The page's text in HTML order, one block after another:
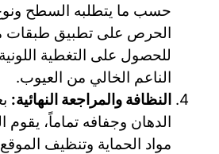
حسب ما يتطلبه السطح
الحرص على تطبيق طبقات
للحصول على التغطية
الناعم الخالي من العيوب.
النظافة والمراجعة النهائية:
الدهان وجفافه تماماً، يقوم
مواد الحماية وتنظيف